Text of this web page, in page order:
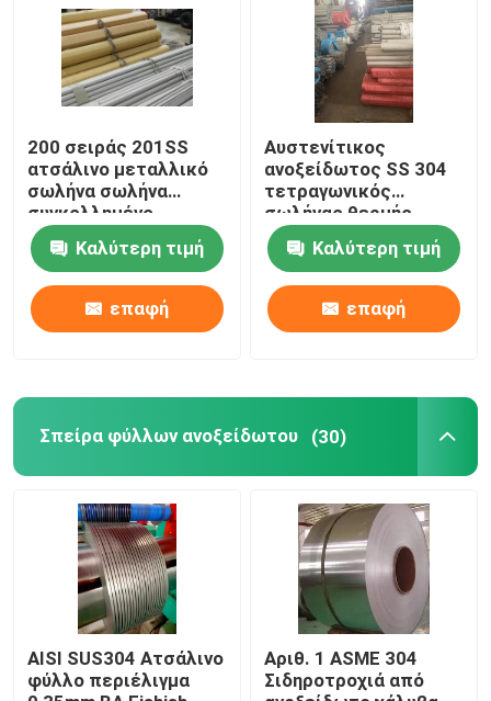
200 σειράς 201SS
ατσάλινο μεταλλικό
σωλήνα σωλήνα
συγκολλημένο
ορθογώνιο 2500mm
Καλύτερη τιμή
επαφή
Αυστενίτικος
ανοξείδωτος SS 304
τετραγωνικός
σωλήνας θερμής
έλασης 50 mm 300
σειράςΚαλύτερη τιμή
επαφή
Σπείρα φύλλων ανοξείδωτου (30)
AISI SUS304 Ατσάλινο
φύλλο περιέλιγμα
Αριθ. 1 ASME 304
Σιδηροτροχιά από